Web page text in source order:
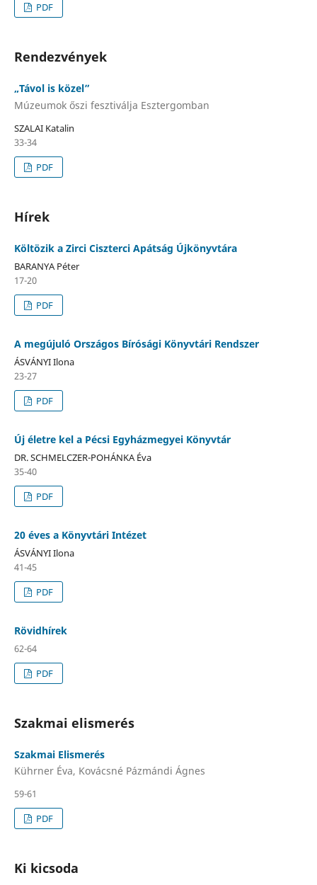
PDF
Rendezvények
„Távol is közel”
Múzeumok őszi fesztiválja Esztergomban
SZALAI Katalin
33-34
PDF
Hírek
Költözik a Zirci Ciszterci Apátság Újkönyvtára
BARANYA Péter
17-20
PDF
A megújuló Országos Bírósági Könyvtári Rendszer
ÁSVÁNYI Ilona
23-27
PDF
Új életre kel a Pécsi Egyházmegyei Könyvtár
DR. SCHMELCZER-POHÁNKA Éva
35-40
PDF
20 éves a Könyvtári Intézet
ÁSVÁNYI Ilona
41-45
PDF
Rövidhírek
62-64
PDF
Szakmai elismerés
Szakmai Elismerés
Kührner Éva, Kovácsné Pázmándi Ágnes
59-61
PDF
Ki kicsoda